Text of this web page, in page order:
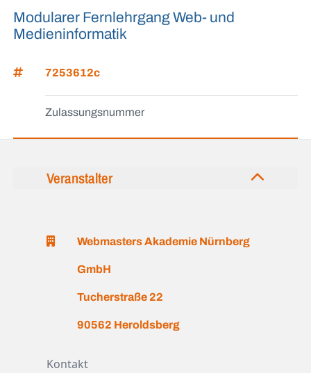
Modularer Fernlehrgang Web- und
Medieninformatik
7253612c
Zulassungsnummer
Veranstalter
Webmasters Akademie Nürnberg
GmbH
Tucherstraße 22
90562 Heroldsberg
Kontakt